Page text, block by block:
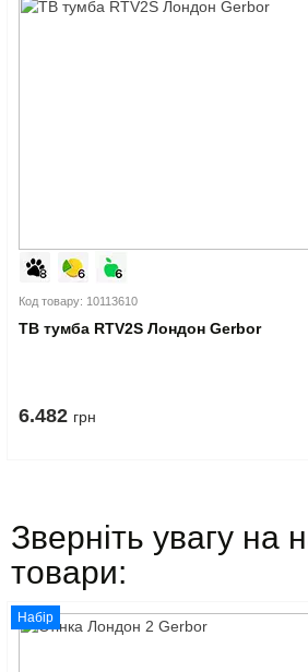
Код товару: 10113610
ТВ тумба RTV2S Лондон Gerbor
6.482 грн
Зверніть увагу на
товари:
Набір